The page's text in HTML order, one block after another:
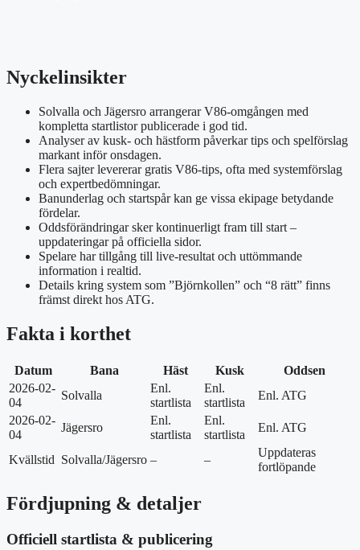
Nyckelinsikter
Solvalla och Jägersro arrangerar V86-omgången med
kompletta startlistor publicerade i god tid.
Analyser av kusk- och hästform påverkar tips och spelförslag
markant inför onsdagen.
Flera sajter levererar gratis V86-tips, ofta med systemförslag
och expertbedömningar.
Banunderlag och startspår kan ge vissa ekipage betydande
fördelar.
Oddsförändringar sker kontinuerligt fram till start –
uppdateringar på officiella sidor.
Spelare har tillgång till live-resultat och uttömmande
information i realtid.
Details kring system som ”Björnkollen” och “8 rätt” finns
främst direkt hos ATG.
Fakta i korthet
Datum Bana Häst Kusk
Oddsen
2026-02-
04
Solvalla
Enl.
startlista
Enl.
startlista
Enl. ATG
2026-02-
04
Jägersro
Enl.
startlista
Enl.
startlista
Enl. ATG
Kvällstid Solvalla/Jägersro – –
Uppdateras
fortlöpande
Fördjupning & detaljer
Officiell startlista & publicering